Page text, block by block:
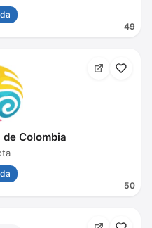
49
50
Colombia